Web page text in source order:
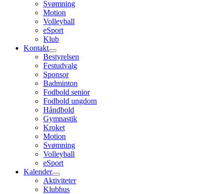
Svømning
Motion
Volleyball
eSport
Klub
Kontakt
Bestyrelsen
Festudvalg
Sponsor
Badminton
Fodbold senior
Fodbold ungdom
Håndbold
Gymnastik
Kroket
Motion
Svømning
Volleyball
eSport
Kalender
Aktiviteter
Klubhus